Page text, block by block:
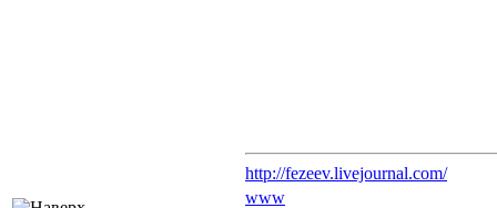
http://fezeev.livejournal.com/
www